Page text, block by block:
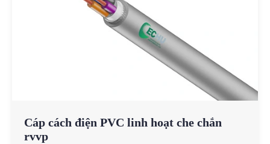
Cáp cách điện PVC linh hoạt che chắn
rvvp